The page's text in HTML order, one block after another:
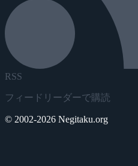
RSS
フィードリーダーで購読
© 2002-2026 Negitaku.org